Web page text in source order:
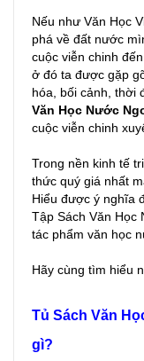
Nếu như Văn Học
phá về đất nước
cuộc viễn chinh
ở đó ta được gặp
hóa, bối cảnh, thời
Văn Học Nước
cuộc viễn chinh
Trong nền kinh tế
thức quý giá nhất
Hiểu được ý nghĩa
Tập Sách Văn Học
tác phẩm văn học
Hãy cùng tìm hiểu
Tủ Sách Văn
gì?